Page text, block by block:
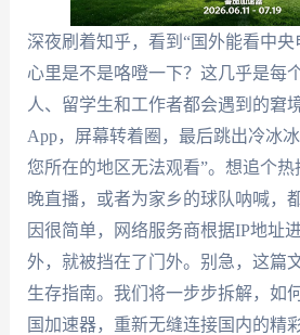
深夜刷着知乎，看到“国外能看中央
心里是不是咯噔一下？这几乎是每
人、留学生和工作者都会遇到的窘
App，屏幕转着圈，最后跳出冷冰冰
您所在的地区无法观看”。想追个
晚直播，或者为家乡的球队呐喊，
因很简单，网络服务商根据IP地址
外，就被挡在了门外。别急，这篇
生存指南。我们将一步步拆解，如
国加速器，重新无缝连接国内的精